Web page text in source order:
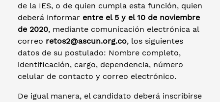
de la IES, o de quien cumpla esta función, quien
deberá informar entre el 5 y el 10 de noviembre
de 2020, mediante comunicación electrónica al
correo retos2@ascun.org.co, los siguientes
datos de su postulado: Nombre completo,
identificación, cargo, dependencia, número
celular de contacto y correo electrónico.
De igual manera, el candidato deberá inscribirse